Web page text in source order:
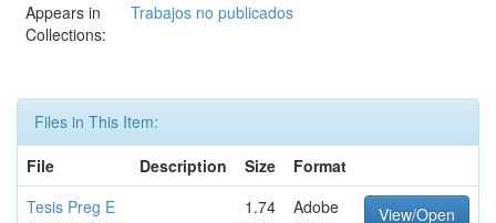
Appears in
Collections:
Trabajos no publicados
Files in This Item:
File
Description Size
Format
Tesis Preg E
1.74
Adobe
View/Open